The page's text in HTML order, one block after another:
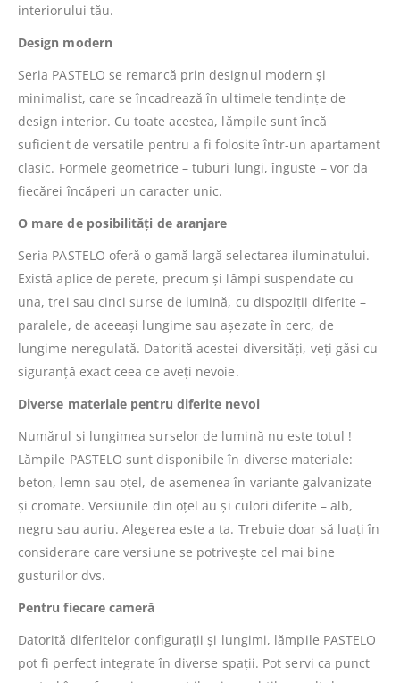
interiorului tău.
Design modern
Seria PASTELO se remarcă prin designul modern și
minimalist, care se încadrează în ultimele tendințe de
design interior. Cu toate acestea, lămpile sunt încă
suficient de versatile pentru a fi folosite într-un apartament
clasic. Formele geometrice – tuburi lungi, înguste – vor da
fiecărei încăperi un caracter unic.
O mare de posibilități de aranjare
Seria PASTELO oferă o gamă largă selectarea iluminatului.
Există aplice de perete, precum și lămpi suspendate cu
una, trei sau cinci surse de lumină, cu dispoziții diferite –
paralele, de aceeași lungime sau așezate în cerc, de
lungime neregulată. Datorită acestei diversități, veți găsi cu
siguranță exact ceea ce aveți nevoie.
Diverse materiale pentru diferite nevoi
Numărul și lungimea surselor de lumină nu este totul !
Lămpile PASTELO sunt disponibile în diverse materiale:
beton, lemn sau oțel, de asemenea în variante galvanizate
și cromate. Versiunile din oțel au și culori diferite – alb,
negru sau auriu. Alegerea este a ta. Trebuie doar să luați în
considerare care versiune se potrivește cel mai bine
gusturilor dvs.
Pentru fiecare cameră
Datorită diferitelor configurații și lungimi, lămpile PASTELO
pot fi perfect integrate în diverse spații. Pot servi ca punct